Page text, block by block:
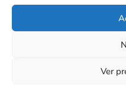
Ver
© 2026 União das
Design |